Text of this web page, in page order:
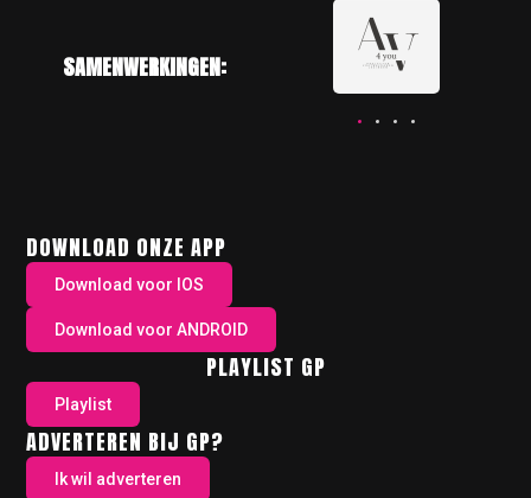
SAMENWERKINGEN:
DOWNLOAD ONZE APP
Download voor IOS
Download voor ANDROID
PLAYLIST GP
Playlist
ADVERTEREN BIJ GP?
Ik wil adverteren